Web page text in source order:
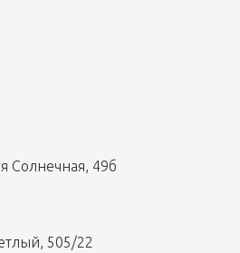
Солнечная, 49б
505/22